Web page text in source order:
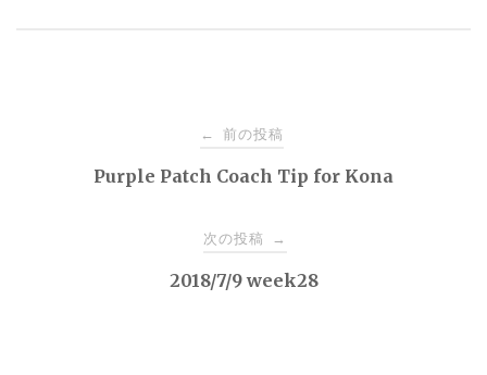
← 前の投稿
Purple Patch Coach Tip for Kona
次の投稿 →
2018/7/9 week28